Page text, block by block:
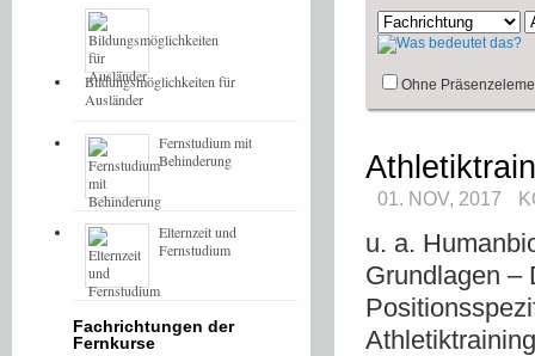
Ohne
01. NOV, 2017
u. a.
Grundlagen –
Bildungsmöglichkeiten für
Ausländer
Fernstudium mit
Behinderung
Elternzeit und
Fernstudium
Fachrichtungen der
Fernkurse